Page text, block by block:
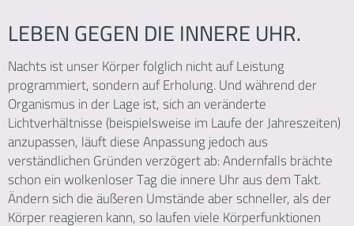
LEBEN GEGEN DIE INNERE UHR.
Nachts ist unser Körper folglich nicht auf Leistung
programmiert, sondern auf Erholung. Und während der
Organismus in der Lage ist, sich an veränderte
Lichtverhältnisse (beispielsweise im Laufe der Jahreszeiten)
anzupassen, läuft diese Anpassung jedoch aus
verständlichen Gründen verzögert ab: Andernfalls brächte
schon ein wolkenloser Tag die innere Uhr aus dem Takt.
Ändern sich die äußeren Umstände aber schneller, als der
Körper reagieren kann, so laufen viele Körperfunktionen